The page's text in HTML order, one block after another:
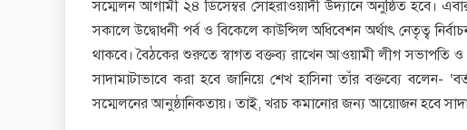
সম্মেলন আগামী ২৪ ডিসেম্বর সোহরাওয়ার্দী উদ্যানে অনুষ্ঠিত হবে।
সকালে উদ্বোধনী পর্ব ও বিকেলে কাউন্সিল অধিবেশন অর্থাৎ নেতৃত্ব
থাকবে। বৈঠকের শুরুতে স্বাগত বক্তব্য রাখেন আওয়ামী লীগ সভাপতি ও
সাদামাটাভাবে করা হবে জানিয়ে শেখ হাসিনা তাঁর বক্তব্যে বলেন-
সম্মেলনের আনুষ্ঠানিকতায়। তাই, খরচ কমানোর জন্য আয়োজন হবে